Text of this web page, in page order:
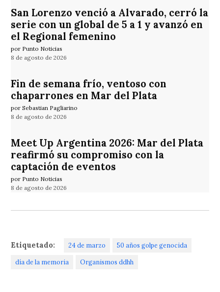
San Lorenzo venció a Alvarado, cerró la
serie con un global de 5 a 1 y avanzó en
el Regional femenino
por Punto Noticias
8 de agosto de 2026
Fin de semana frío, ventoso con
chaparrones en Mar del Plata
por Sebastian Pagliarino
8 de agosto de 2026
Meet Up Argentina 2026: Mar del Plata
reafirmó su compromiso con la
captación de eventos
por Punto Noticias
8 de agosto de 2026
Etiquetado: 24 de marzo 50 años golpe genocida
día de la memoria Organismos ddhh